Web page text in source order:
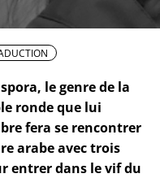
le genre de la
ronde que lui
fera se rencontrer
arabe avec trois
entrer dans le vif du